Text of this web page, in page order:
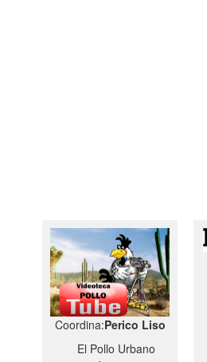
Coordina:Perico Liso
El Pollo Urbano